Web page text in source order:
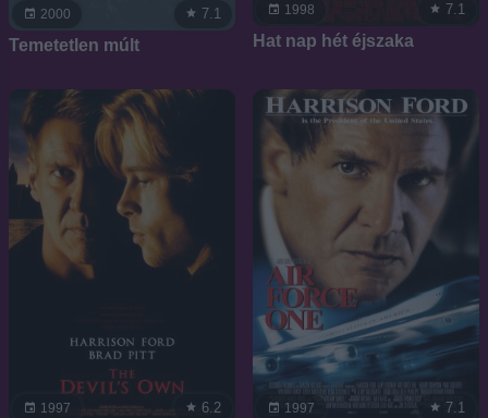
2000 7.1
Temetetlen múlt
1998 7.1
Hat nap hét éjszaka
1997 6.2 1997 7.1